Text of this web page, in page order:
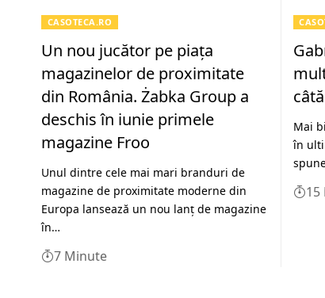
CASOTECA.RO
Un nou jucător pe piața
magazinelor de proximitate
din România. Żabka Group a
deschis în iunie primele
magazine Froo
Unul dintre cele mai mari branduri de
magazine de proximitate moderne din
Europa lansează un nou lanț de magazine
în…
7 Minute
Mai
în
15